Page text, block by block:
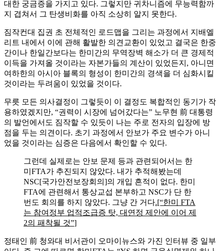
대한 궁금증을 가지고 있다. 그렇지만 귀차니즘에 무능력함까
지 겹쳐서 그 탄생비화를 아직 소상히 알지 못한다.
짐작컨대 집권 초 전체적인 로드맵을 그리는 과정에서 지배엘
리트 내에서 이에 관해 활발한 의견교환이 있었고 결국은 한중
간이나 한일간보다는 한미간의 무역장벽 해소가 더 큰 경제적
이득을 가져올 것이라는 자본가들의 계산이 있었든지, 아니면
여하한의 아시아 블록의 형성이 한미간의 경색을 더 심화시킬
것이라는 두려움이 있었을 것이다.
무릇 모든 의사결정이 그렇듯이 이 결정도 복합적인 동기가 작
용하였겠지만, “권력이 시장에 넘어갔다는” 노무현 前 대통령
의 발언에서도 짐작할 수 있듯이 나는 주로 전자의 입장에 방
점을 두는 의견이다. 초기 과정에서 안보가 주요 변수가 아니
었을 것이라는 심증은 다음에서 확인할 수 있다.
그런데 실제로는 안보 문제 등과 관련되어서는 한
미FTA가 추진되지 않았다. 내가 추적해봤는데
NSC[국가안전보장회의]의 개입 흔적이 없다. 한미
FTA에 관련해서 통상교섭 본부하고 NSC가 단 한
번도 회의를 하지 않았다. 그냥 간 거다.[“한미 FTA
는 참여정부 업적조급증 탓, 대연정 제안에 이어 제
2의 패착될 것”]
정태인 前 청와대 비서관이 오마이뉴스와 가진 인터뷰 중 일부